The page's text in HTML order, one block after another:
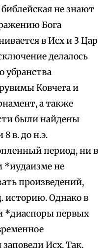
не знают
Бога
в Исх и 3 Цар
делалось
убранства
Ковчега и
а также
были найдены
в. до н.э.
период, ни в
*иудаизме не
произведений,
Однако в
*диаспоры первых
Исх. Так,